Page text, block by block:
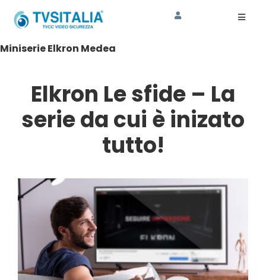
CORSI
SHOP
SOSTENIBILITA’
Miniserie Elkron Medea
Elkron Le sfide – La
serie da cui è inizato
tutto!